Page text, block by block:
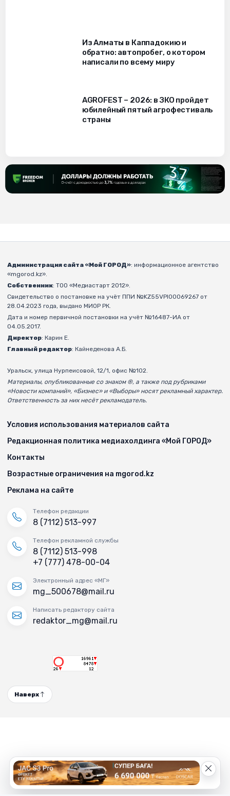
Из Алматы в Каппадокию и
обратно: автопробег, о котором
написали по всему миру
AGROFEST – 2026: в ЗКО пройдет
юбилейный пятый агрофестиваль
страны
Администрация сайта «Мой ГОРОД»: информационное агентство
«mgorod.kz».
Собственник: ТОО «Медиастарт 2012».
Свидетельство о постановке на учёт ППИ №KZ55VPI00069267 от
28.04.2023 года, выдано МИОР РК.
Дата и номер первичной постановки на учёт №16487-ИА от
04.05.2017.
Директор: Карин Е.
Главный редактор: Кайнеденова А.Б.
Уральск, улица Нурпеисовой, 12/1, офис №102.
Материалы, опубликованные со знаком ®, а также под рубриками
«Новости компаний», «Бизнес» и «Выборы» носят рекламный характер.
Ответственность за них несёт рекламодатель.
Условия использования материалов сайта
Редакционная политика медиахолдинга «Мой ГОРОД»
Контакты
Возрастные ограничения на mgorod.kz
Реклама на сайте
Телефон редакции
8 (7112) 513-997
Телефон рекламной службы
8 (7112) 513-998
+7 (777) 478-00-04
Электронный адрес «МГ»
mg_500678@mail.ru
Написать редактору сайта
redaktor_mg@mail.ru
Наверх